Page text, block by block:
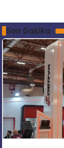
Son Dakika